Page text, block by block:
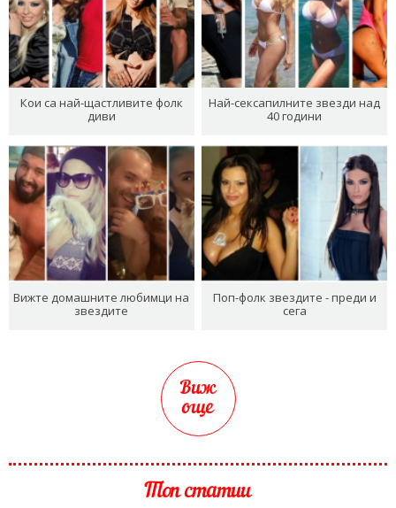
Кои са най-щастливите фолк
диви
Най-сексапилните звезди над
40 години
Вижте домашните любимци на
звездите
Поп-фолк звездите - преди и
сега
Виж
още
Топ статии